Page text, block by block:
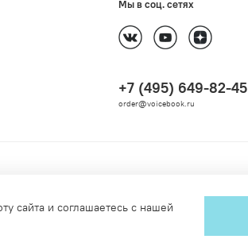
Мы в соц. сетях
+7 (495) 649-82-45
order@voicebook.ru
сайта и соглашаетесь с нашей